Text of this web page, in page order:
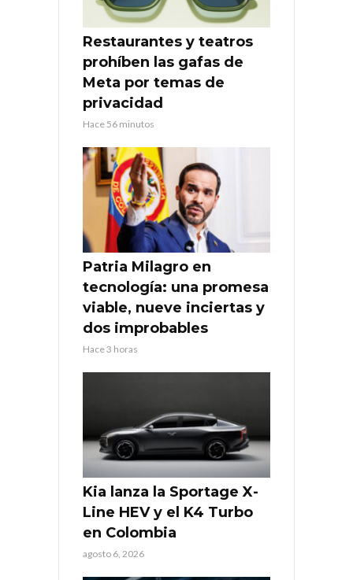
Restaurantes y teatros
prohíben las gafas de
Meta por temas de
privacidad
Hace 56 minutos
Patria Milagro en
tecnología: una promesa
viable, nueve inciertas y
dos improbables
Hace 3 horas
Kia lanza la Sportage X-
Line HEV y el K4 Turbo
en Colombia
agosto 6, 2026